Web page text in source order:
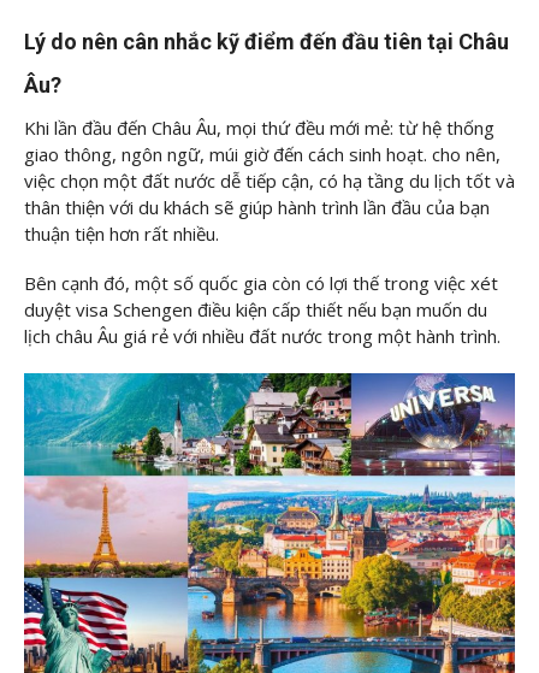
Lý do nên cân nhắc kỹ điểm đến đầu tiên tại Châu
Âu?
Khi lần đầu đến Châu Âu, mọi thứ đều mới mẻ: từ hệ thống
giao thông, ngôn ngữ, múi giờ đến cách sinh hoạt. cho nên,
việc chọn một đất nước dễ tiếp cận, có hạ tầng du lịch tốt và
thân thiện với du khách sẽ giúp hành trình lần đầu của bạn
thuận tiện hơn rất nhiều.
Bên cạnh đó, một số quốc gia còn có lợi thế trong việc xét
duyệt visa Schengen điều kiện cấp thiết nếu bạn muốn du
lịch châu Âu giá rẻ với nhiều đất nước trong một hành trình.